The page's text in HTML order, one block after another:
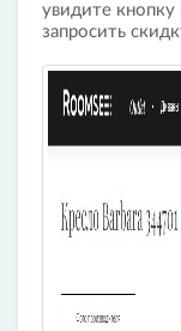
увидите кнопку
запросить